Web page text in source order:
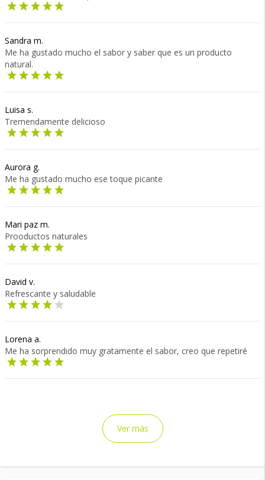
Sandra m.
Me ha gustado mucho el sabor y saber que es un producto
natural.
Luisa s.
Tremendamente delicioso
Aurora g.
Me ha gustado mucho ese toque picante
Mari paz m.
Prooductos naturales
David v.
Refrescante y saludable
Lorena a.
Me ha sorprendido muy gratamente el sabor, creo que repetiré
Ver más